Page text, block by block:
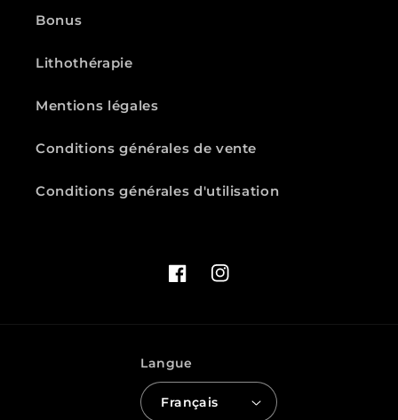
Bonus
Lithothérapie
Mentions légales
Conditions générales de vente
Conditions générales d'utilisation
FacebookInstagram
Langue
Français